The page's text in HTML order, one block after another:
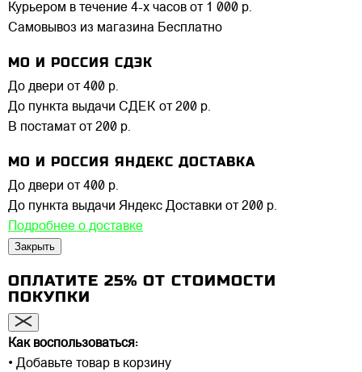
Курьером в течение 4-х часов от 1 000 р.
Самовывоз из магазина Бесплатно
МО И РОССИЯ СДЭК
До двери от 400 р.
До пункта выдачи СДЕК от 200 р.
В постамат от 200 р.
МО И РОССИЯ ЯНДЕКС ДОСТАВКА
До двери от 400 р.
До пункта выдачи Яндекс Доставки от 200 р.
Подробнее о доставке
Закрыть
ОПЛАТИТЕ 25% ОТ СТОИМОСТИ
ПОКУПКИ
Как воспользоваться:
• Добавьте товар в корзину